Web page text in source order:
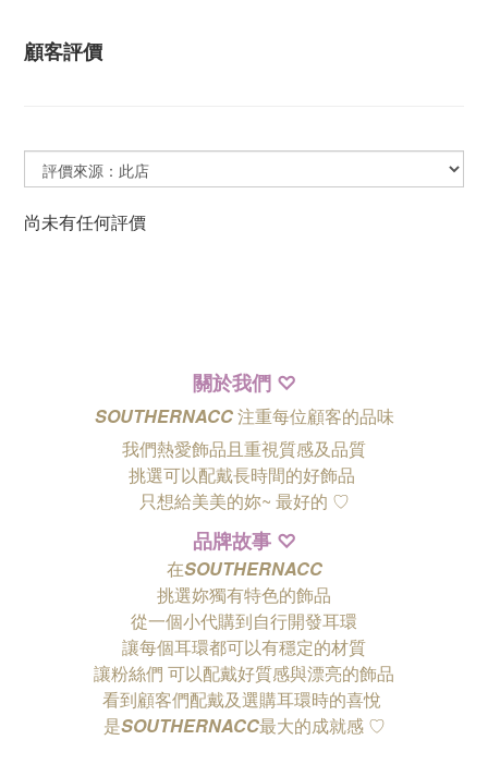
顧客評價
尚未有任何評價
關於我們 ♡
SOUTHERNACC注重每位顧客的品味
我們熱愛飾品且重視質感及品質
挑選可以配戴長時間的好飾品
只想給美美的妳~ 最好的 ♡
品牌故事 ♡
在SOUTHERNACC
挑選妳獨有特色的飾品
從一個小代購到自行開發耳環
讓每個耳環都可以有穩定的材質
讓粉絲們 可以配戴好質感與漂亮的飾品
看到顧客們配戴及選購耳環時的喜悅
是SOUTHERNACC最大的成就感 ♡